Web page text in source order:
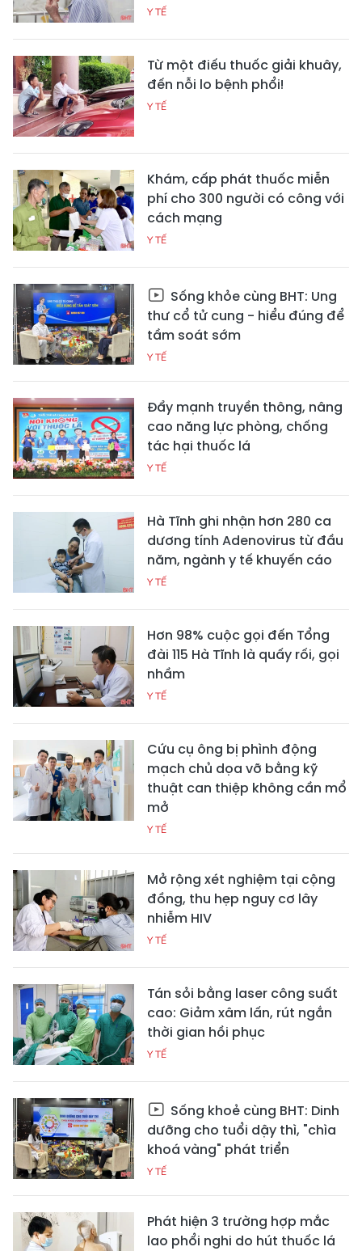
Y TẾ
Từ một điếu thuốc giải khuây,
đến nỗi lo bệnh phổi!
Y TẾ
Khám, cấp phát thuốc miễn
phí cho 300 người có công với
cách mạng
Y TẾ
Sống khỏe cùng BHT: Ung
thư cổ tử cung - hiểu đúng để
tầm soát sớm
Y TẾ
Đẩy mạnh truyền thông, nâng
cao năng lực phòng, chống
tác hại thuốc lá
Y TẾ
Hà Tĩnh ghi nhận hơn 280 ca
dương tính Adenovirus từ đầu
năm, ngành y tế khuyến cáo
Y TẾ
Hơn 98% cuộc gọi đến Tổng
đài 115 Hà Tĩnh là quấy rối, gọi
nhầm
Y TẾ
Cứu cụ ông bị phình động
mạch chủ dọa vỡ bằng kỹ
thuật can thiệp không cần mổ
mở
Y TẾ
Mở rộng xét nghiệm tại cộng
đồng, thu hẹp nguy cơ lây
nhiễm HIV
Y TẾ
Tán sỏi bằng laser công suất
cao: Giảm xâm lấn, rút ngắn
thời gian hồi phục
Y TẾ
Sống khoẻ cùng BHT: Dinh
dưỡng cho tuổi dậy thì, "chìa
khoá vàng" phát triển
Y TẾ
Phát hiện 3 trường hợp mắc
lao phổi nghi do hút thuốc lá